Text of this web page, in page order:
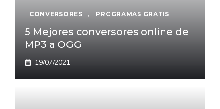
CONVERSORES , PROGRAMAS GRATIS
5 Mejores conversores online de
MP3 a OGG
19/07/2021